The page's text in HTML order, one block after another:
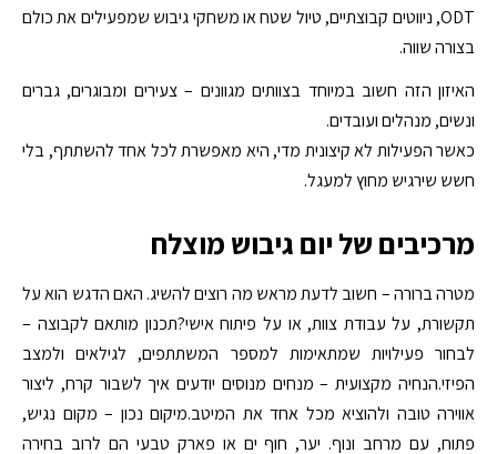
ODT, ניווטים קבוצתיים, טיול שטח או משחקי גיבוש שמפעילים את כולם
בצורה שווה.
האיזון הזה חשוב במיוחד בצוותים מגוונים – צעירים ומבוגרים, גברים
ונשים, מנהלים ועובדים.
כאשר הפעילות לא קיצונית מדי, היא מאפשרת לכל אחד להשתתף, בלי
חשש שירגיש מחוץ למעגל.
מרכיבים של יום גיבוש מוצלח
מטרה ברורה – חשוב לדעת מראש מה רוצים להשיג. האם הדגש הוא על
תקשורת, על עבודת צוות, או על פיתוח אישי?תכנון מותאם לקבוצה –
לבחור פעילויות שמתאימות למספר המשתתפים, לגילאים ולמצב
הפיזי.הנחיה מקצועית – מנחים מנוסים יודעים איך לשבור קרח, ליצור
אווירה טובה ולהוציא מכל אחד את המיטב.מיקום נכון – מקום נגיש,
פתוח, עם מרחב ונוף. יער, חוף ים או פארק טבעי הם לרוב בחירה